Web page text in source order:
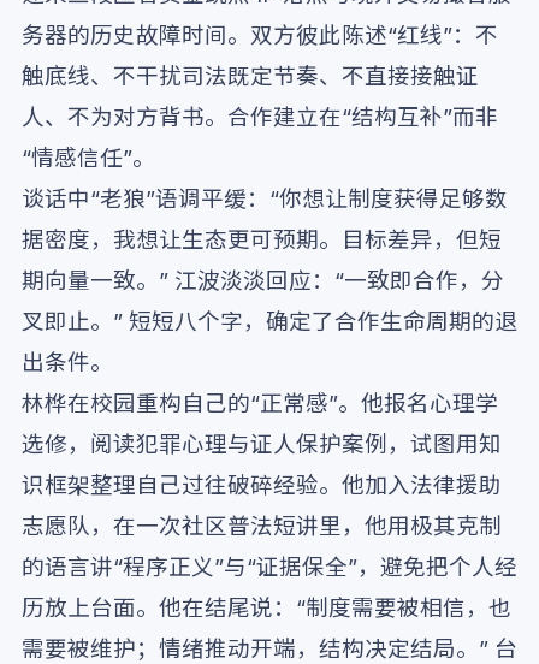
务器的历史故障时间。双方彼此陈述“红线”：不
触底线、不干扰司法既定节奏、不直接接触证
人、不为对方背书。合作建立在“结构互补”而非
“情感信任”。
谈话中“老狼”语调平缓：“你想让制度获得足够数
据密度，我想让生态更可预期。目标差异，但短
期向量一致。” 江波淡淡回应：“一致即合作，分
叉即止。” 短短八个字，确定了合作生命周期的退
出条件。
林桦在校园重构自己的“正常感”。他报名心理学
选修，阅读犯罪心理与证人保护案例，试图用知
识框架整理自己过往破碎经验。他加入法律援助
志愿队，在一次社区普法短讲里，他用极其克制
的语言讲“程序正义”与“证据保全”，避免把个人经
历放上台面。他在结尾说：“制度需要被相信，也
需要被维护；情绪推动开端，结构决定结局。” 台